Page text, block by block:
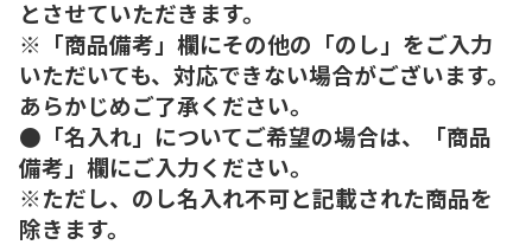
とさせていただきます。
※「商品備考」欄にその他の「のし」をご入力
いただいても、対応できない場合がございます。
あらかじめご了承ください。
●「名入れ」についてご希望の場合は、「商品
備考」欄にご入力ください。
※ただし、のし名入れ不可と記載された商品を
除きます。